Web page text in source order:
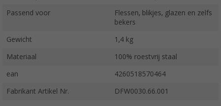
Passend voor
Flessen, blikjes, glazen en zelfs
bekers
Gewicht 1,4 kg
Materiaal 100% roestvrij staal
ean 4260518570464
Fabrikant Artikel Nr. DFW0030.66.001